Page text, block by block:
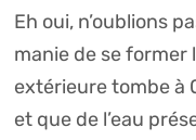
Eh oui, n’oublions
manie de se
extérieure tombe à
et que de l’eau